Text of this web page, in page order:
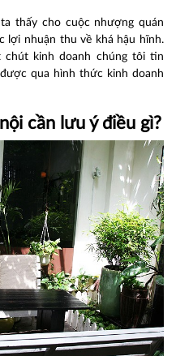
thấy cho cuộc n hượng quán
lợi nhuận thu về khá hậu hĩnh.
kinh doanh chúng tôi tin
qua hình thức kinh doanh
cần lưu ý điều gì?